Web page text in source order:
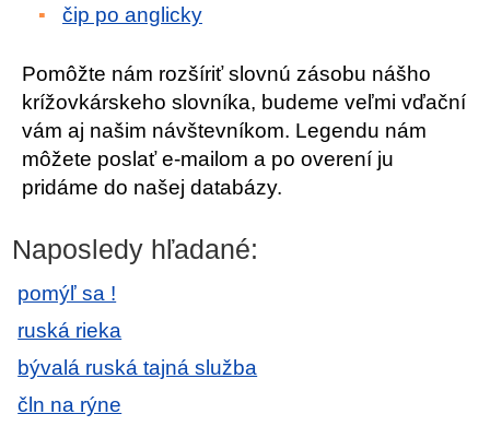
čip po anglicky
Pomôžte nám rozšíriť slovnú zásobu nášho
krížovkárskeho slovníka, budeme veľmi vďační
vám aj našim návštevníkom. Legendu nám
môžete poslať e-mailom a po overení ju
pridáme do našej databázy.
Naposledy hľadané:
pomýľ sa !
ruská rieka
bývalá ruská tajná služba
čln na rýne